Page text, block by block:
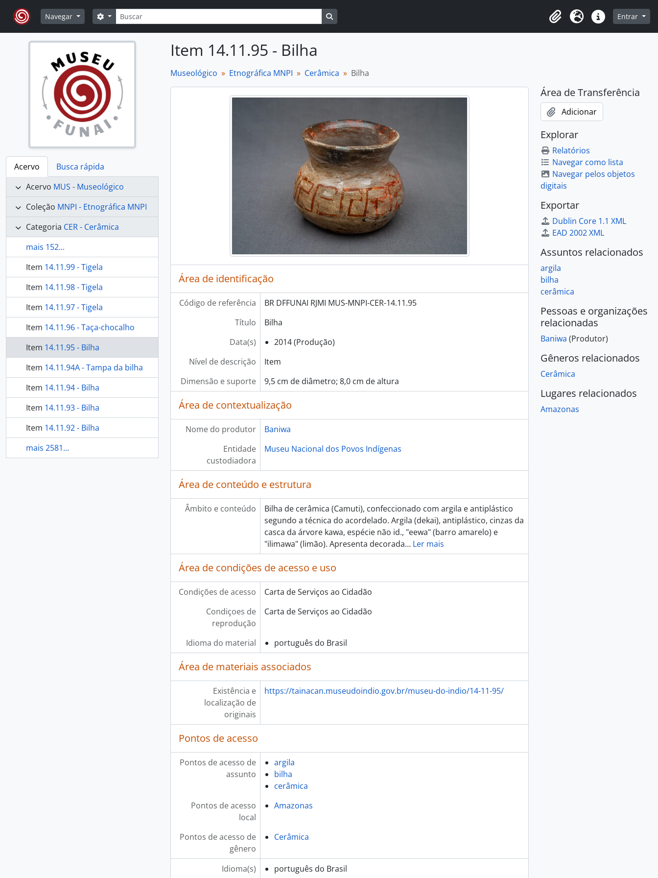
Skip to main content
Navegar
Buscar
Opções de busca
Área de Transferência
Idioma Atalhos Entrar
Acervo
Busca rápida
Acervo MUS - Museológico
Coleção MNPI - Etnográfica MNPI
Categoria CER - Cerâmica
mais 152...
Item 14.11.99 - Tigela
Item 14.11.98 - Tigela
Item 14.11.97 - Tigela
Item 14.11.96 - Taça-chocalho
Item 14.11.95 - Bilha
Item 14.11.94A - Tampa da bilha
Item 14.11.94 - Bilha
Item 14.11.93 - Bilha
Item 14.11.92 - Bilha
mais 2581...
Item 14.11.95 - Bilha
Museológico Etnográfica MNPI Cerâmica Bilha
Área de identificação
Código de referência
BR DFFUNAI RJMI MUS-MNPI-CER-14.11.95
Título
Bilha
Data(s)
2014 (Produção)
Nível de descrição
Item
Dimensão e suporte
9,5 cm de diâmetro; 8,0 cm de altura
Área de contextualização
Nome do produtor
Baniwa
Entidade
custodiadora
Museu Nacional dos Povos Indígenas
Área de conteúdo e estrutura
Âmbito e conteúdo
Bilha de cerâmica (Camuti), confeccionado com argila e antiplástico
segundo a técnica do acordelado. Argila (dekai), antiplástico, cinzas da
casca da árvore kawa, espécie não id., "eewa" (barro amarelo) e
"ilimawa" (limão). Apresenta decorada… Ler mais
Área de condições de acesso e uso
Condições de acesso
Carta de Serviços ao Cidadão
Condiçoes de
reprodução
Carta de Serviços ao Cidadão
Idioma do material português do Brasil
Área de materiais associados
Existência e
localização de
originais
https://tainacan.museudoindio.gov.br/museu-do-indio/14-11-95/
Pontos de acesso
Pontos de acesso de
assunto
argila
bilha
cerâmica
Pontos de acesso
local
Amazonas
Pontos de acesso de
gênero
Cerâmica
Idioma(s) português do Brasil
Área de Transferência
Adicionar
Explorar
Relatórios
Navegar como lista
Navegar pelos objetos
digitais
Exportar
Dublin Core 1.1 XML
EAD 2002 XML
Assuntos relacionados
argila
bilha
cerâmica
Pessoas e organizações
relacionadas
Baniwa (Produtor)
Gêneros relacionados
Cerâmica
Lugares relacionados
Amazonas